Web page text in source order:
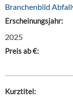
Branchenbild
Erscheinungsjahr:
2025
Preis ab €:
Kurztitel: